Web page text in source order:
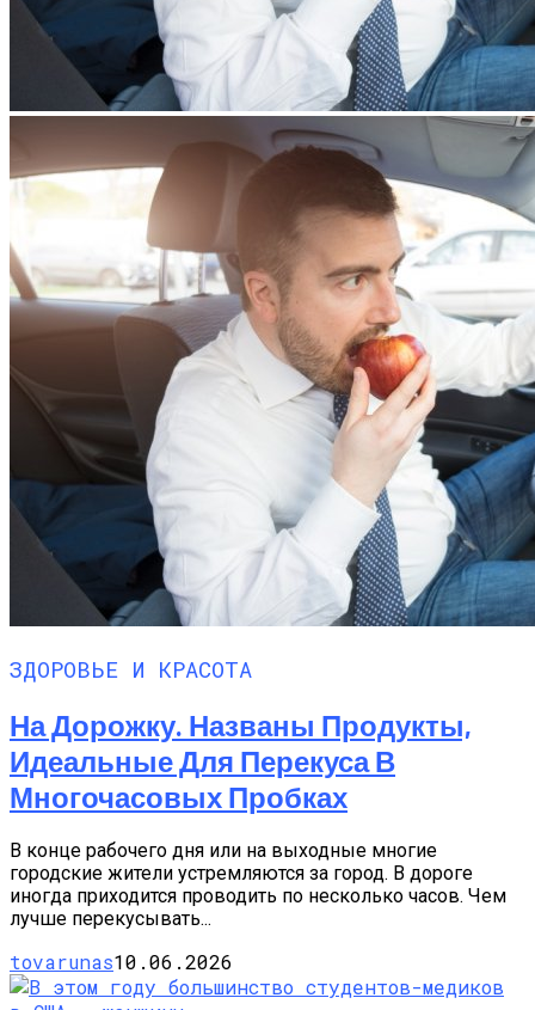
ЗДОРОВЬЕ И КРАСОТА
На Дорожку. Названы Продукты,
Идеальные Для Перекуса В
Многочасовых Пробках
В конце рабочего дня или на выходные многие
городские жители устремляются за город. В дороге
иногда приходится проводить по несколько часов. Чем
лучше перекусывать...
tovarunas10.06.2026